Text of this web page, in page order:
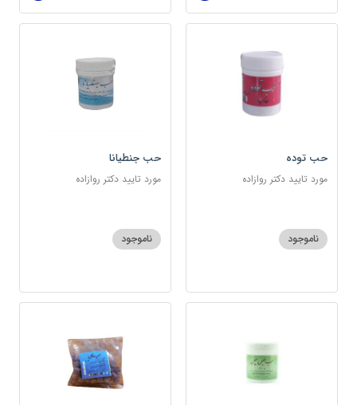
حب توده
مورد تایید دکتر روازاده
ناموجود
حب جنطیانا
مورد تایید دکتر روازاده
ناموجود